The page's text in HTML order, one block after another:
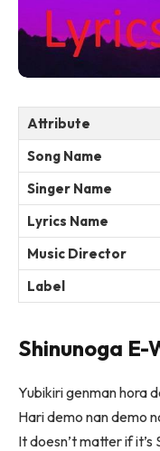
Attribute
Song Name
Singer Name
Lyrics Name
Music Director
Label
Shinunoga E-
Yubikiri genman hora
Hari demo nan demo
It doesn’t matter if it’s